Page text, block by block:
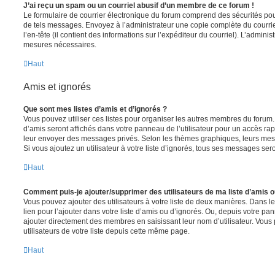
J’ai reçu un spam ou un courriel abusif d’un membre de ce forum !
Le formulaire de courrier électronique du forum comprend des sécurités
de tels messages. Envoyez à l’administrateur une copie complète du
l’en-tête (il contient des informations sur l’expéditeur du courriel).
mesures nécessaires.
Haut
Amis et ignorés
Que sont mes listes d’amis et d’ignorés ?
Vous pouvez utiliser ces listes pour organiser les autres membres du
d’amis seront affichés dans votre panneau de l’utilisateur pour un accès
leur envoyer des messages privés. Selon les thèmes graphiques, leurs
Si vous ajoutez un utilisateur à votre liste d’ignorés, tous ses messages
Haut
Comment puis-je ajouter/supprimer des utilisateurs de ma liste d’amis
Vous pouvez ajouter des utilisateurs à votre liste de deux manières. Dans
lien pour l’ajouter dans votre liste d’amis ou d’ignorés. Ou, depuis votre
ajouter directement des membres en saisissant leur nom d’utilisateur.
utilisateurs de votre liste depuis cette même page.
Haut